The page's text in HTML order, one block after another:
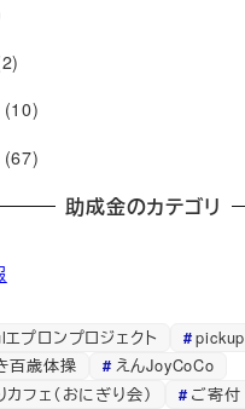
(10)
(67)
助成金のカテゴリ
プロンプロジェクト pickup
百歳体操
えんJoyCoCo
フェ（おにぎり会）
ご寄付